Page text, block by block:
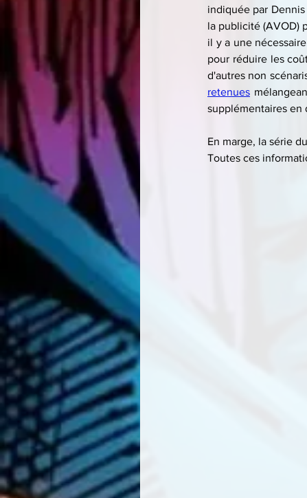
indiquée par
la publicité (AVOD)
il y a une
pour réduire les
d'autres non
retenues
supplémentaires en
En marge, la série
Toutes ces